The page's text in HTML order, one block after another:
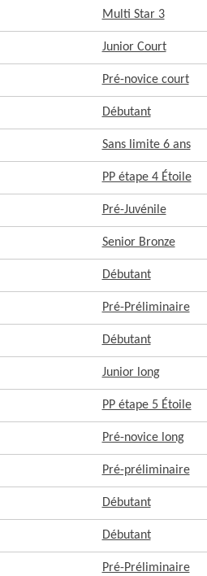
Multi Star 3
Junior Court
Pré-novice court
Débutant
Sans limite 6 ans
PP étape 4 Étoile
Pré-Juvénile
Senior Bronze
Débutant
Pré-Préliminaire
Débutant
Junior long
PP étape 5 Étoile
Pré-novice long
Pré-préliminaire
Débutant
Débutant
Pré-Préliminaire